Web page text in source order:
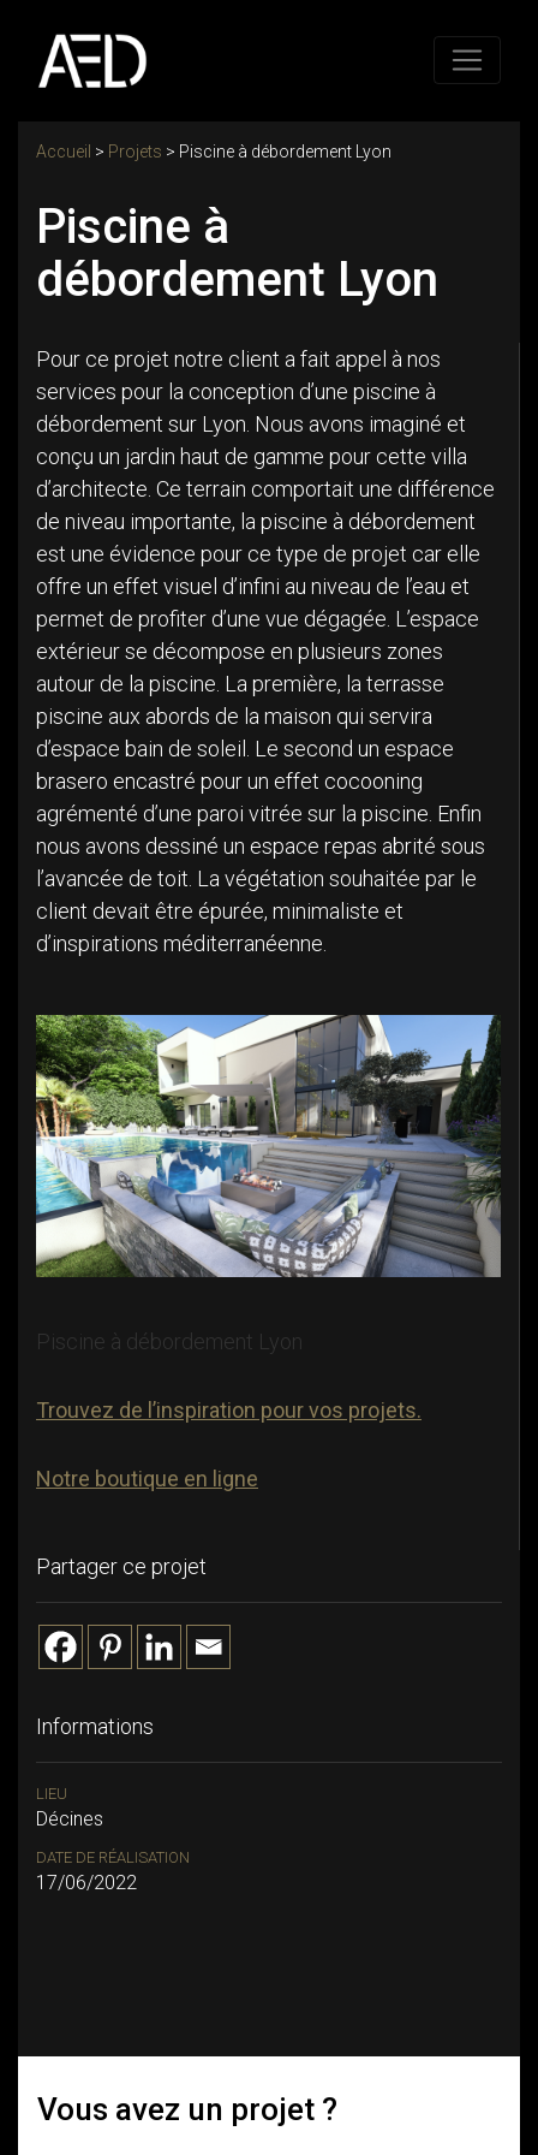
Accueil > Projets > Piscine à débordement Lyon
Piscine à
débordement Lyon
Pour ce projet notre client a fait appel à nos
services pour la conception d’une piscine à
débordement sur Lyon. Nous avons imaginé et
conçu un jardin haut de gamme pour cette villa
d’architecte. Ce terrain comportait une différence
de niveau importante, la piscine à débordement
est une évidence pour ce type de projet car elle
offre un effet visuel d’infini au niveau de l’eau et
permet de profiter d’une vue dégagée. L’espace
extérieur se décompose en plusieurs zones
autour de la piscine. La première, la terrasse
piscine aux abords de la maison qui servira
d’espace bain de soleil. Le second un espace
brasero encastré pour un effet cocooning
agrémenté d’une paroi vitrée sur la piscine. Enfin
nous avons dessiné un espace repas abrité sous
l’avancée de toit. La végétation souhaitée par le
client devait être épurée, minimaliste et
d’inspirations méditerranéenne.
Piscine à débordement Lyon
Trouvez de l’inspiration pour vos projets.
Notre boutique en ligne
Partager ce projet
Informations
LIEU
Décines
DATE DE RÉALISATION
17/06/2022
Vous avez un projet ?